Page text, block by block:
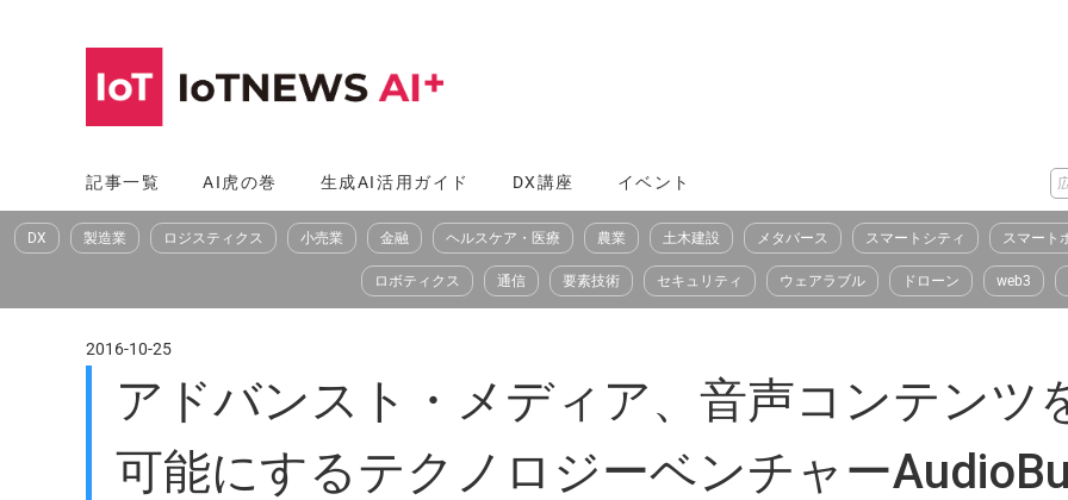
へ
ス
記事一覧 AI虎の巻 生成AI活用ガイド DX講座 イベント
DX 製造業 ロジスティクス 小売業 金融 ヘルスケア・医療 農業 土木建設 メタバース スマートシティ スマート
ロボティクス 通信 要素技術 セキュリティ ウェアラブル ドローン web3
2016-10-25
アドバンスト・メディア、音声コンテンツ
可能にするテクノロジーベンチャー